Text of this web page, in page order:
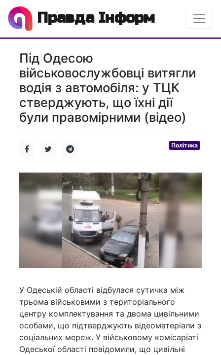
Правда Інформ
Під Одесою
військовослужбовці витягли
водія з автомобіля: у ТЦК
стверджують, що їхні дії
були правомірними (відео)
Політика
У Одеській області відбулася сутичка між
трьома військовими з територіального
центру комплектування та двома цивільними
особами, що підтверджують відеоматеріали з
соціальних мереж. У військовому комісаріаті
Одеської області повідомили, що цивільні